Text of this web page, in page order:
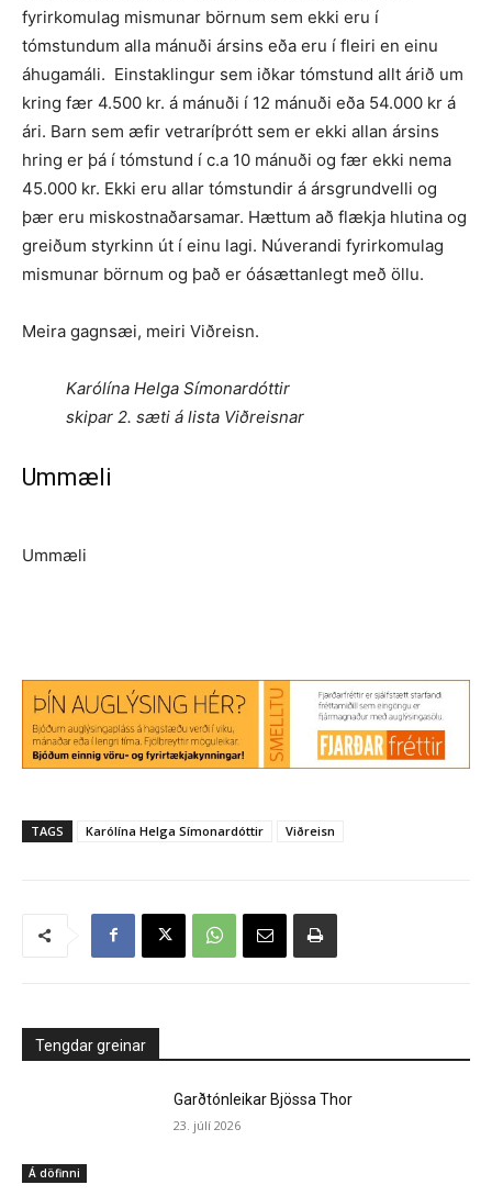
fyrirkomulag mismunar börnum sem ekki eru í
tómstundum alla mánuði ársins eða eru í fleiri en einu
áhugamáli. Einstaklingur sem iðkar tómstund allt árið um
kring fær 4.500 kr. á mánuði í 12 mánuði eða 54.000 kr á
ári. Barn sem æfir vetraríþrótt sem er ekki allan ársins
hring er þá í tómstund í c.a 10 mánuði og fær ekki nema
45.000 kr. Ekki eru allar tómstundir á ársgrundvelli og
þær eru miskostnaðarsamar. Hættum að flækja hlutina og
greiðum styrkinn út í einu lagi. Núverandi fyrirkomulag
mismunar börnum og það er óásættanlegt með öllu.
Meira gagnsæi, meiri Viðreisn.
Karólína Helga Símonardóttir
skipar 2. sæti á lista Viðreisnar
Ummæli
Ummæli
TAGS Karólína Helga Símonardóttir Viðreisn
Tengdar greinar
Á döfinni
Garðtónleikar Bjössa Thor
23. júlí 2026